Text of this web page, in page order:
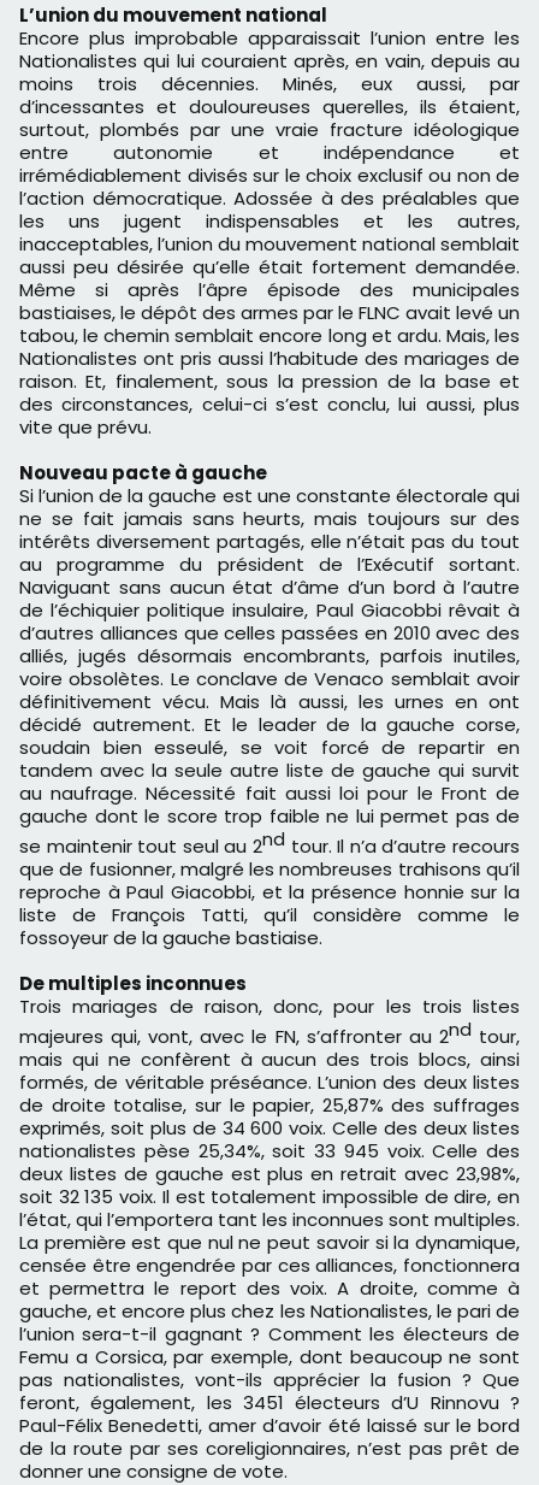
L’union du mouvement national
Encore plus improbable apparaissait l’union entre les
Nationalistes qui lui couraient après, en vain, depuis au
moins trois décennies. Minés, eux aussi, par
d’incessantes et douloureuses querelles, ils étaient,
surtout, plombés par une vraie fracture idéologique
entre autonomie et indépendance et
irrémédiablement divisés sur le choix exclusif ou non de
l’action démocratique. Adossée à des préalables que
les uns jugent indispensables et les autres,
inacceptables, l’union du mouvement national semblait
aussi peu désirée qu’elle était fortement demandée.
Même si après l’âpre épisode des municipales
bastiaises, le dépôt des armes par le FLNC avait levé un
tabou, le chemin semblait encore long et ardu. Mais, les
Nationalistes ont pris aussi l’habitude des mariages de
raison. Et, finalement, sous la pression de la base et
des circonstances, celui-ci s’est conclu, lui aussi, plus
vite que prévu.
Nouveau pacte à gauche
Si l’union de la gauche est une constante électorale qui
ne se fait jamais sans heurts, mais toujours sur des
intérêts diversement partagés, elle n’était pas du tout
au programme du président de l’Exécutif sortant.
Naviguant sans aucun état d’âme d’un bord à l’autre
de l’échiquier politique insulaire, Paul Giacobbi rêvait à
d’autres alliances que celles passées en 2010 avec des
alliés, jugés désormais encombrants, parfois inutiles,
voire obsolètes. Le conclave de Venaco semblait avoir
définitivement vécu. Mais là aussi, les urnes en ont
décidé autrement. Et le leader de la gauche corse,
soudain bien esseulé, se voit forcé de repartir en
tandem avec la seule autre liste de gauche qui survit
au naufrage. Nécessité fait aussi loi pour le Front de
gauche dont le score trop faible ne lui permet pas de
se maintenir tout seul au 2nd tour. Il n’a d’autre recours
que de fusionner, malgré les nombreuses trahisons qu’il
reproche à Paul Giacobbi, et la présence honnie sur la
liste de François Tatti, qu’il considère comme le
fossoyeur de la gauche bastiaise.
De multiples inconnues
Trois mariages de raison, donc, pour les trois listes
majeures qui, vont, avec le FN, s’affronter au 2nd tour,
mais qui ne confèrent à aucun des trois blocs, ainsi
formés, de véritable préséance. L’union des deux listes
de droite totalise, sur le papier, 25,87% des suffrages
exprimés, soit plus de 34 600 voix. Celle des deux listes
nationalistes pèse 25,34%, soit 33 945 voix. Celle des
deux listes de gauche est plus en retrait avec 23,98%,
soit 32 135 voix. Il est totalement impossible de dire, en
l’état, qui l’emportera tant les inconnues sont multiples.
La première est que nul ne peut savoir si la dynamique,
censée être engendrée par ces alliances, fonctionnera
et permettra le report des voix. A droite, comme à
gauche, et encore plus chez les Nationalistes, le pari de
l’union sera-t-il gagnant ? Comment les électeurs de
Femu a Corsica, par exemple, dont beaucoup ne sont
pas nationalistes, vont-ils apprécier la fusion ? Que
feront, également, les 3451 électeurs d’U Rinnovu ?
Paul-Félix Benedetti, amer d’avoir été laissé sur le bord
de la route par ses coreligionnaires, n’est pas prêt de
donner une consigne de vote.